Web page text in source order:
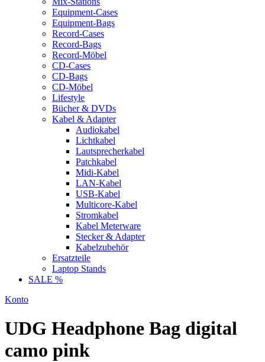
Equipment-Cases
Equipment-Bags
Record-Cases
Record-Bags
Record-Möbel
CD-Cases
CD-Bags
CD-Möbel
Lifestyle
Bücher & DVDs
Kabel & Adapter
Audiokabel
Lichtkabel
Lautsprecherkabel
Patchkabel
Midi-Kabel
LAN-Kabel
USB-Kabel
Multicore-Kabel
Stromkabel
Kabel Meterware
Stecker & Adapter
Kabelzubehör
Ersatzteile
Laptop Stands
SALE %
Konto
UDG Headphone Bag digital
camo pink